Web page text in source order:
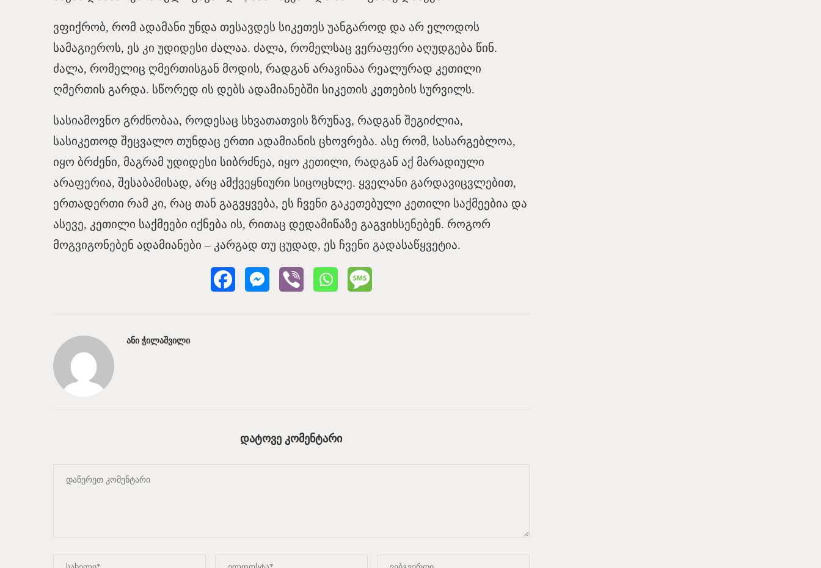
ვფიქრობ, რომ ადამანი უნდა თესავდეს სიკეთეს უანგაროდ და არ ელოდოს
სამაგიეროს, ეს კი უდიდესი ძალაა. ძალა, რომელსაც ვერაფერი აღუდგება წინ.
ძალა, რომელიც ღმერთისგან მოდის, რადგან არავინაა რეალურად კეთილი
ღმერთის გარდა. სწორედ ის დებს ადამიანებში სიკეთის კეთების სურვილს.
სასიამოვნო გრძნობაა, როდესაც სხვათათვის ზრუნავ, რადგან შეგიძლია,
სასიკეთოდ შეცვალო თუნდაც ერთი ადამიანის ცხოვრება. ასე რომ, სასარგებლოა,
იყო ბრძენი, მაგრამ უდიდესი სიბრძნეა, იყო კეთილი, რადგან აქ მარადიული
არაფერია, შესაბამისად, არც ამქვეყნიური სიცოცხლე. ყველანი გარდავიცვლებით,
ერთადერთი რამ კი, რაც თან გაგვყვება, ეს ჩვენი გაკეთებული კეთილი საქმეებია და
ასევე, კეთილი საქმეები იქნება ის, რითაც დედამიწაზე გაგვიხსენებენ. როგორ
მოგვიგონებენ ადამიანები – კარგად თუ ცუდად, ეს ჩვენი გადასაწყვეტია.
ᲐᲜᲘ ᲭᲘᲚᲐᲨᲕᲘᲚᲘ
ᲓᲐᲢᲝᲕᲔ ᲙᲝᲛᲔᲜᲢᲐᲠᲘ